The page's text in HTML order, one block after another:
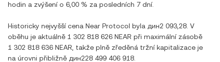
hodin a zvýšenío 6,00 % za posledních 7 dní.
Historicky nejvyšší cena Near Protocol byla дин2 093,28 . V
oběhu je aktuálně 1 302 818 626 NEAR při maximální zásobě
1 302 818 636 NEAR , takže plně zředěná tržní kapitalizace je
na úrovni přibližně дин228 499 406 918